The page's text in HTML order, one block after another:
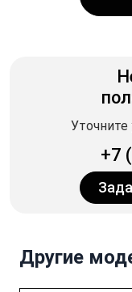
+7
Другие